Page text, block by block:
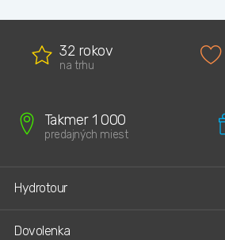
32 rokov
na trhu
Takmer 1 000
predajných miest
Hydrotour
Dovolenka